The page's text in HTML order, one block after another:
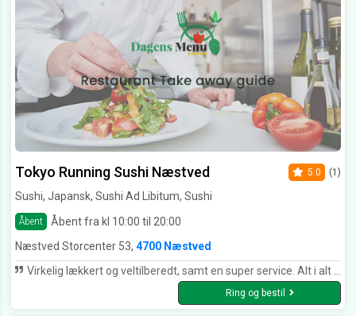
Tokyo Running Sushi Næstved
Sushi, Japansk, Sushi Ad Libitum, Sushi
Åbent Åbent fra kl 10:00 til 20:00
5.0 (1)
Næstved Storcenter 53, 4700 Næstved
Virkelig lækkert og veltilberedt, samt en super service. Alt i alt en rigtig god oplevelse. Tak for god mad 😊
Ring og bestil